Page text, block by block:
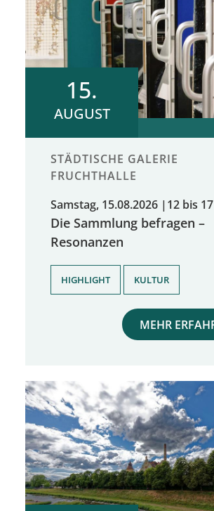
15.
AUGUST
STÄDTISCHE GALERIE
FRUCHTHALLE
Samstag, 15.08.2026 | 12 bis
Die Sammlung befragen –
Resonanzen
HIGHLIGHT KULTUR
MEHR